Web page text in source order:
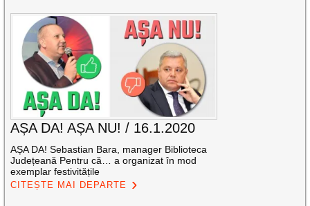
AȘA DA! AȘA NU! / 16.1.2020
AȘA DA! Sebastian Bara, manager Biblioteca
Județeană Pentru că… a organizat în mod
exemplar festivitățile
CITEȘTE MAI DEPARTE